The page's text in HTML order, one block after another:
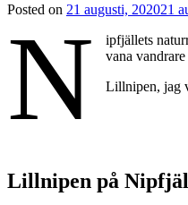
Posted on 21 augusti, 202021
N
ipfjällets
vana
Lillnipen, jag
Lillnipen på